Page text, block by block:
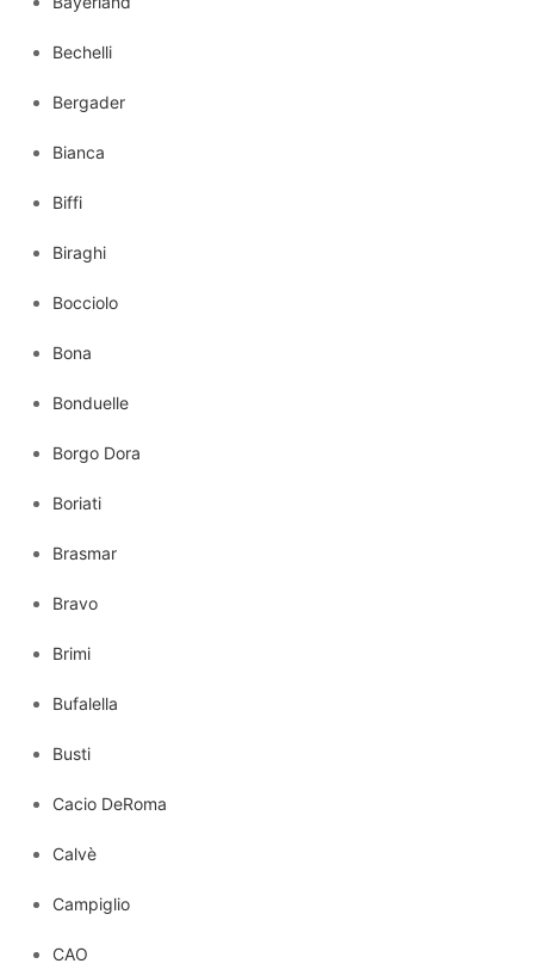
Bechelli
Bergader
Bianca
Biffi
Biraghi
Bocciolo
Bona
Bonduelle
Borgo Dora
Boriati
Brasmar
Bravo
Brimi
Bufalella
Busti
Cacio DeRoma
Calvè
Campiglio
CAO